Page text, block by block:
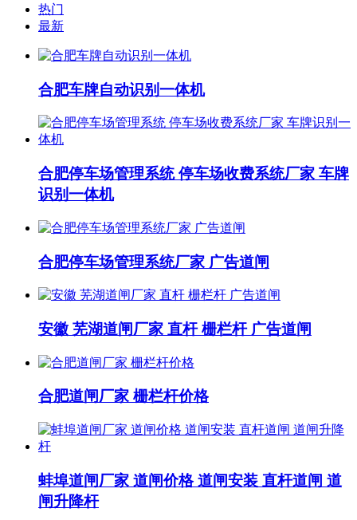
热门
最新
合肥车牌自动识别一体机
合肥停车场管理系统 停车场收费系统厂家 车牌
识别一体机
合肥停车场管理系统厂家 广告道闸
安徽 芜湖道闸厂家 直杆 栅栏杆 广告道闸
合肥道闸厂家 栅栏杆价格
蚌埠道闸厂家 道闸价格 道闸安装 直杆道闸 道
闸升降杆